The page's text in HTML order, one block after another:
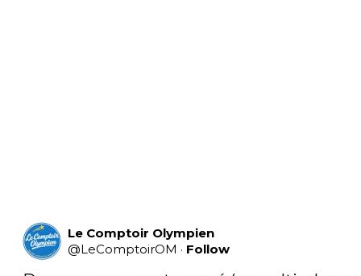
Le Comptoir Olympien
@LeComptoirOM · Follow